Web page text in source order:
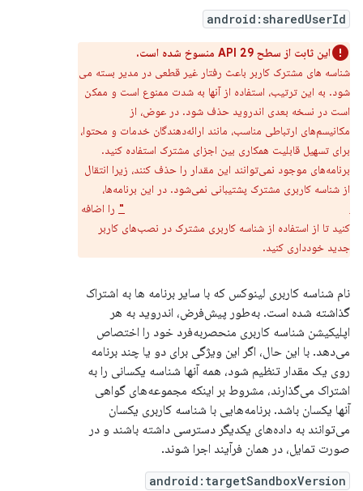
android:sharedUserId
این ثابت از سطح API 29 منسوخ شده است.
شناسه های مشترک کاربر باعث رفتار غیر قطعی در مدیر بسته می
شود. به این ترتیب، استفاده از آنها به شدت ممنوع است و ممکن
است در نسخه بعدی اندروید حذف شود. در عوض، از
مکانیسم‌های ارتباطی مناسب، مانند ارائه‌دهندگان خدمات و محتوا،
برای تسهیل قابلیت همکاری بین اجزای مشترک استفاده کنید.
برنامه‌های موجود نمی‌توانند این مقدار را حذف کنند، زیرا انتقال
از شناسه کاربری مشترک پشتیبانی نمی‌شود. در این برنامه‌ها،
را اضافه
کنید تا از استفاده از شناسه کاربری مشترک در نصب‌های کاربر
جدید خودداری کنید.
نام شناسه کاربری لینوکس که با سایر برنامه ها به اشتراک
گذاشته شده است. به‌طور پیش‌فرض، اندروید به هر
اپلیکیشن شناسه کاربری منحصربه‌فرد خود را اختصاص
می‌دهد. با این حال، اگر این ویژگی برای دو یا چند برنامه
روی یک مقدار تنظیم شود، همه آنها شناسه یکسانی را به
اشتراک می‌گذارند، مشروط بر اینکه مجموعه‌های گواهی
آنها یکسان باشد. برنامه‌هایی با شناسه کاربری یکسان
می‌توانند به داده‌های یکدیگر دسترسی داشته باشند و در
صورت تمایل، در همان فرآیند اجرا شوند.
android:targetSandboxVersion